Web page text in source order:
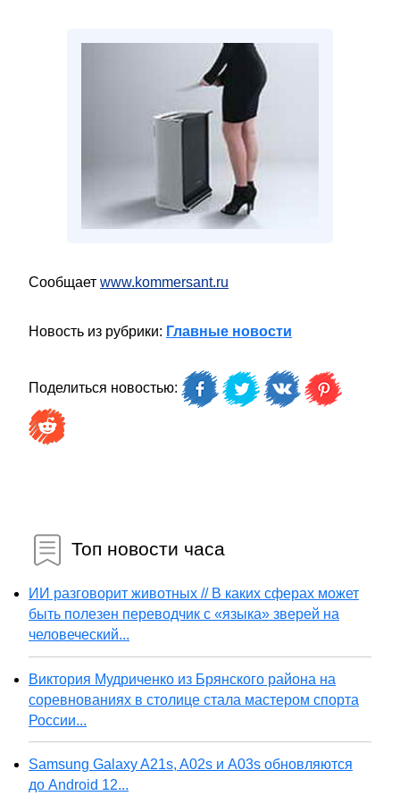
Сообщает www.kommersant.ru
Новость из рубрики: Главные новости
Поделиться новостью:
Топ новости часа
ИИ разговорит животных // В каких сферах может
быть полезен переводчик с «языка» зверей на
человеческий...
Виктория Мудриченко из Брянского района на
соревнованиях в столице стала мастером спорта
России...
Samsung Galaxy A21s, A02s и A03s обновляются
до Android 12...